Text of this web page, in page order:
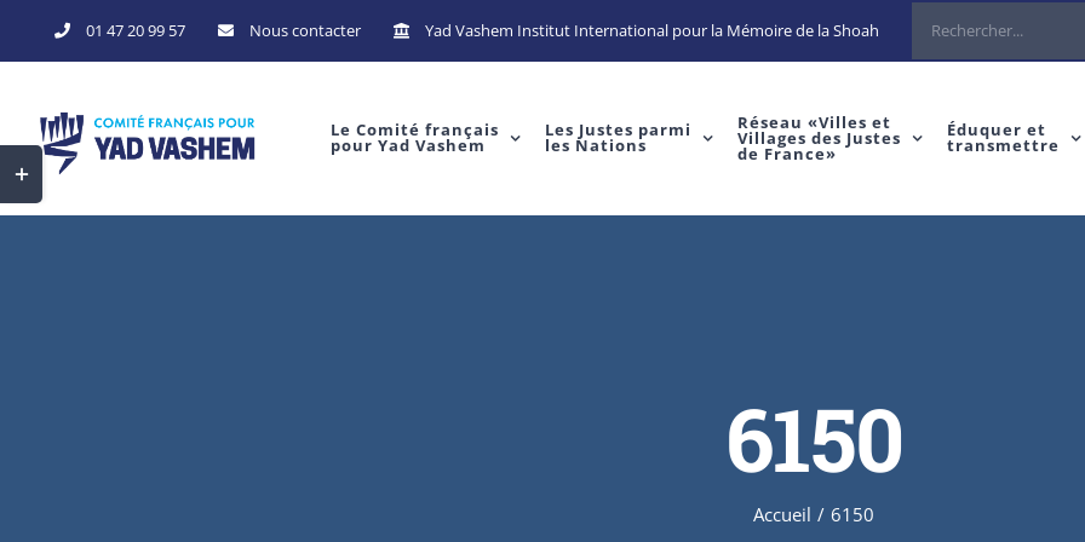
to
01 47 20 99 57 Nous contacter Yad Vashem Institut International pour la Mémoire de la Shoah Rechercher
Le Comité français
pour Yad Vashem
Les Justes parmi
les Nations
Réseau «Villes et
Villages des Justes
de France»
Éduquer et
transmettre
6150
Accueil / 6150
Toggle
Sliding